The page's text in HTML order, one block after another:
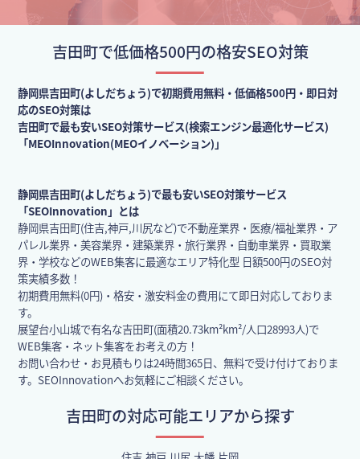
吉田町で低価格500円の格安SEO対策
静岡県吉田町(よしだちょう)で初期費用無料・低価格500円・即日対
応のSEO対策は
吉田町で最も安いSEO対策サービス(検索エンジン最適化サービス)
「MEOInnovation(MEOイノベーション)」
静岡県吉田町(よしだちょう)で最も安いSEO対策サービス
「SEOInnovation」とは
静岡県吉田町(住吉,神戸,川尻など)で不動産業界・医療/福祉業界・ア
パレル業界・美容業界・建築業界・旅行業界・自動車業界・買取業
界・学校などのWEB集客に最適なエリア特化型 日額500円のSEO対
策実績多数！
初期費用無料(0円)・格安・激安料金の費用にて即日対応しておりま
す。
展望台小山城で有名な吉田町(面積20.73km²km²/人口28993人)で
WEB集客・ネット集客をお考えの方！
お問い合わせ・お見積もりは24時間365日、無料で受け付けておりま
す。SEOInnovationへお気軽にご相談ください。
吉田町の対応可能エリアから探す